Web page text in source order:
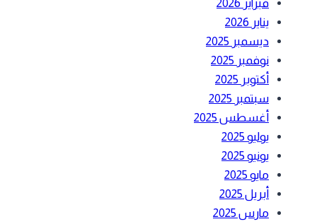
فبراير 2026
يناير 2026
ديسمبر 2025
نوفمبر 2025
أكتوبر 2025
سبتمبر 2025
أغسطس 2025
يوليو 2025
يونيو 2025
مايو 2025
أبريل 2025
مارس 2025